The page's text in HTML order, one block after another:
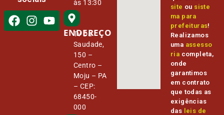
às 13:30
ENDEREÇO
Tv Da
Saudade,
150 –
Centro –
Moju – PA
– CEP:
68450-
000
site ou siste
ma para
prefeituras!
Realizamos
uma assesso
ria completa,
onde
garantimos
em contrato
que todas as
exigências
das leis de